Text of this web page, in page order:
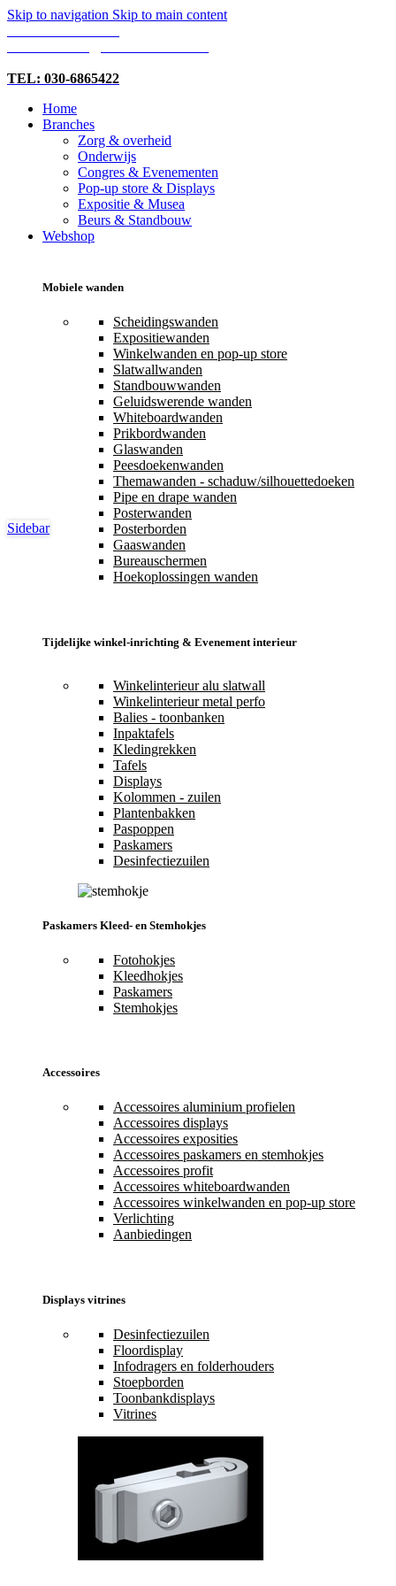
Skip to navigation Skip to main content
TEL: 030-6865422
Home
Branches
Zorg & overheid
Onderwijs
Congres & Evenementen
Pop-up store & Displays
Expositie & Musea
Beurs & Standbouw
Webshop
Mobiele wanden
Scheidingswanden
Expositiewanden
Winkelwanden en pop-up store
Slatwallwanden
Standbouwwanden
Geluidswerende wanden
Whiteboardwanden
Prikbordwanden
Glaswanden
Peesdoekenwanden
Themawanden - schaduw/silhouettedoeken
Pipe en drape wanden
Posterwanden
Posterborden
Gaaswanden
Bureauschermen
Hoekoplossingen wanden
Tijdelijke winkel-inrichting & Evenement interieur
Winkelinterieur alu slatwall
Winkelinterieur metal perfo
Balies - toonbanken
Inpaktafels
Kledingrekken
Tafels
Displays
Kolommen - zuilen
Plantenbakken
Paspoppen
Paskamers
Desinfectiezuilen
Paskamers Kleed- en Stemhokjes
Fotohokjes
Kleedhokjes
Paskamers
Stemhokjes
Accessoires
Accessoires aluminium profielen
Accessoires displays
Accessoires exposities
Accessoires paskamers en stemhokjes
Accessoires profit
Accessoires whiteboardwanden
Accessoires winkelwanden en pop-up store
Verlichting
Aanbiedingen
Displays vitrines
Desinfectiezuilen
Floordisplay
Infodragers en folderhouders
Stoepborden
Toonbankdisplays
Vitrines
Sidebar